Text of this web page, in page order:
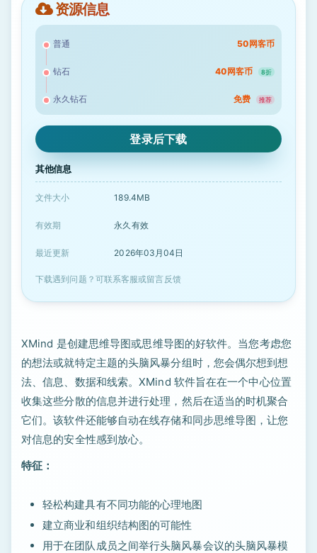
资源信息
普通 50网客币
钻石 40网客币 8折
永久钻石 免费 推荐
登录后下载
其他信息
文件大小 189.4MB
有效期 永久有效
最近更新 2026年03月04日
下载遇到问题？可联系客服或留言反馈
XMind 是创建思维导图或思维导图的好软件。当您考虑您
的想法或就特定主题的头脑风暴分组时，您会偶尔想到想
法、信息、数据和线索。XMind 软件旨在在一个中心位置
收集这些分散的信息并进行处理，然后在适当的时机聚合
它们。该软件还能够自动在线存储和同步思维导图，让您
对信息的安全性感到放心。
特征：
轻松构建具有不同功能的心理地图
建立商业和组织结构图的可能性
用于在团队成员之间举行头脑风暴会议的头脑风暴模